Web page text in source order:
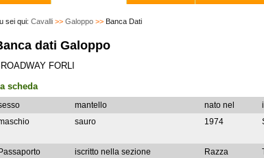
sei qui: Cavalli >> Galoppo >> Banca Dati
dati Galoppo
FORLI
scheda
mantello nato nel
sauro 1974
Passaporto iscritto nella sezione Razza